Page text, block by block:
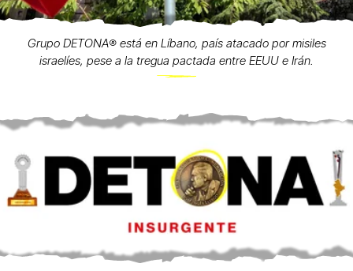
Grupo DETONA®️ está en Líbano, país atacado por misiles
israelíes, pese a la tregua pactada entre EEUU e Irán.